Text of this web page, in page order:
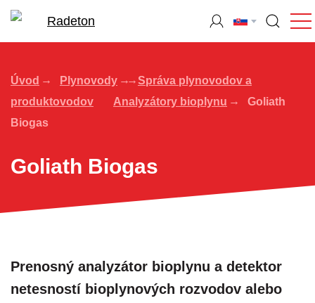
Úvod Plynovody
Správa plynovodov a
produktovodov
Analyzátory bioplynu
Goliath
Biogas
Goliath Biogas
Prenosný analyzátor bioplynu a detektor
netesností bioplynových rozvodov alebo